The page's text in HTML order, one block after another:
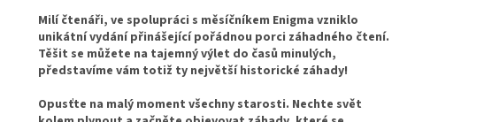
Milí čtenáři, ve spolupráci s měsíčníkem Enigma vzniklo
unikátní vydání přinášející pořádnou porci záhadného čtení.
Těšit se můžete na tajemný výlet do časů minulých,
představíme vám totiž ty největší historické záhady!
Opusťte na malý moment všechny starosti. Nechte svět